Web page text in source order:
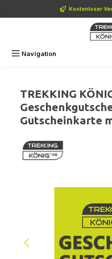
Zum Hauptinhalt springenKostenloser
Navigation
TREKKING
Gutscheinkarte